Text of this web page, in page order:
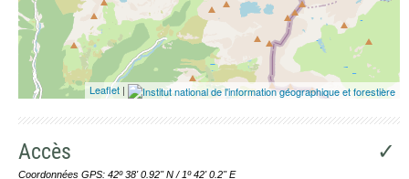
Leaflet |
Accès ✓
Coordonnées GPS: 42º 38' 0.92'' N / 1º 42' 0.2'' E